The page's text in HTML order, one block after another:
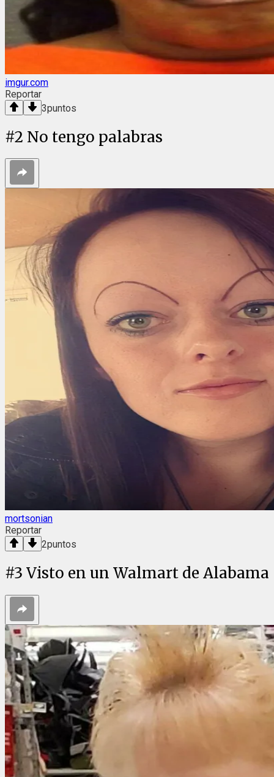
imgur.com
Reportar
3puntos
#2 No tengo palabras
mortsonian
Reportar
2puntos
#3 Visto en un Walmart de Alabama